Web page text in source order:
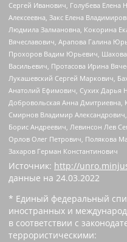
Сергей Иванович, Голубева Елена
Алексеевна, Закс Елена
Людмила Залмановна, Кокорина
Вячеславович, Арапова Галина
Прохоров Вадим Юрьевич, Шахова
Васильевич, Протасова Ирина
Лукашевский Сергей Маркович,
Анатолий Ефимович, Сухих Дарья
Добровольская Анна Дмитриевна,
Смирнов Владимир
Борис Андреевич, Левинсон Лев
Орлов Олег Петрович, Полякова
Захаров Герман Константинович
Источник: http://
данные на 24.03.2022
* Единый федеральный
иностранных и
в соответствии с
террористическими: